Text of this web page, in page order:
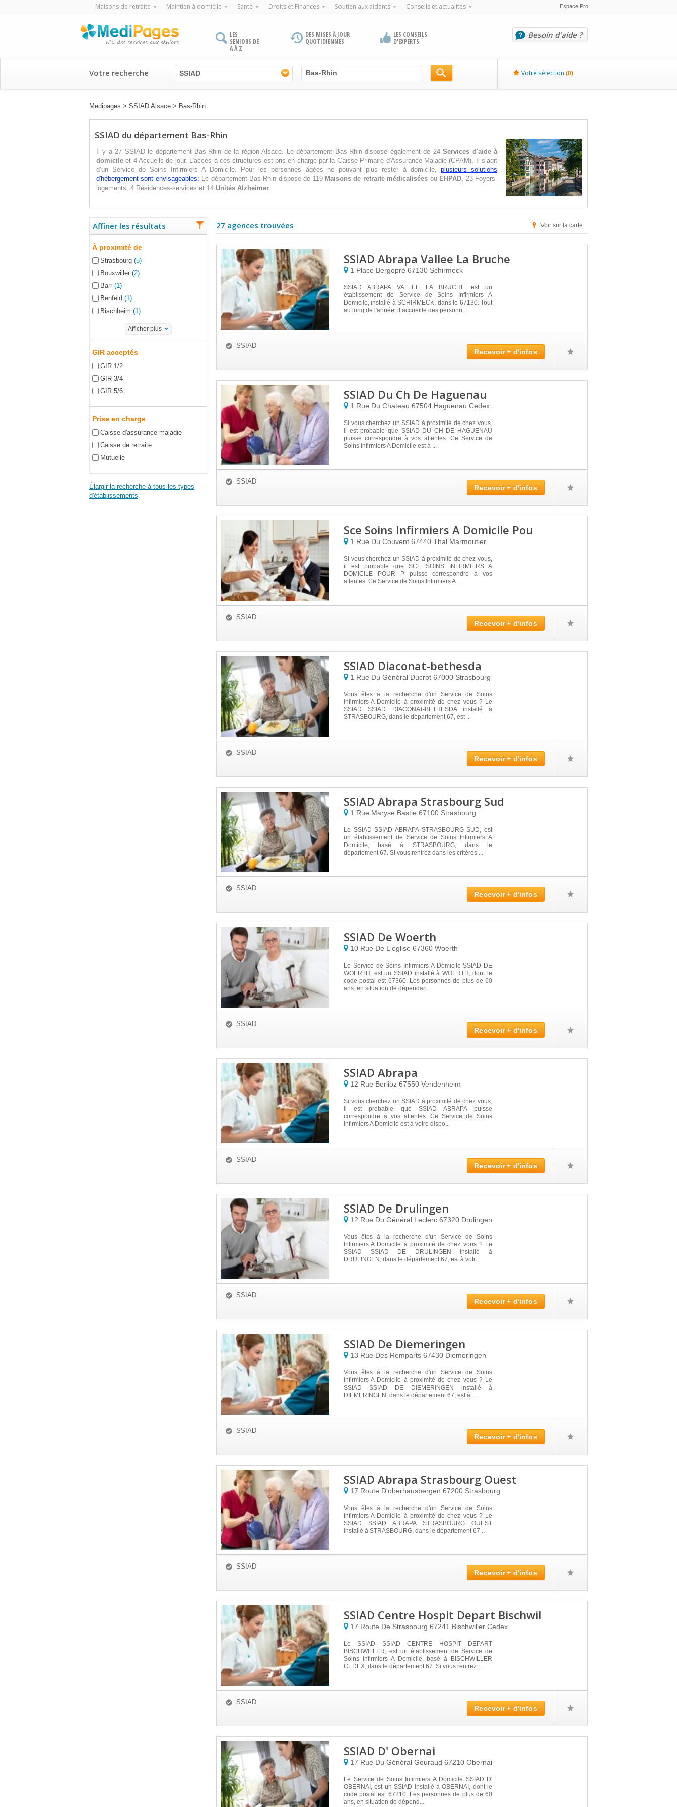
Maisons de retraite Maintien à domicile Santé Droits et Finances Soutien aux aidants Conseils et actualités Espace Pro
LES
SENIORS DE
A À Z
DES MISES À JOUR
QUOTIDIENNES
LES CONSEILS
D'EXPERTS
Besoin d'aide ?
Votre recherche SSIAD Votre sélection (0)
Medipages > SSIAD Alsace > Bas-Rhin
SSIAD du département Bas-Rhin
Il y a 27 SSIAD le département Bas-Rhin de la région Alsace. Le département Bas-Rhin dispose également de 24Services d'aide à
domicile et 4 Accueils de jour. L'accès à ces structures est pris en charge par la Caisse Primaire d'Assurance Maladie (CPAM). Il s’agit
d’un Service de Soins Infirmiers A Domicile. Pour les personnes âgées ne pouvant plus rester à domicile, plusieurs solutions
d'hébergement sont envisageables: Le département Bas-Rhin dispose de 119 Maisons de retraite médicalisées ou EHPAD, 23 Foyers-
logements, 4 Résidences-services et 14 Unités Alzheimer.
Affiner les résultats
À proximité de
Strasbourg (5)
Bouxwiller (2)
Barr (1)
Benfeld (1)
Bischheim (1)
Afficher plus
GIR acceptés
GIR 1/2
GIR 3/4
GIR 5/6
Prise en charge
Caisse d'assurance maladie
Caisse de retraite
Mutuelle
Élargir la recherche à tous les types
d'établissements
27 agences trouvées Voir sur la carte
SSIAD Abrapa Vallee La Bruche
1 Place Bergopré 67130 Schirmeck
SSIAD ABRAPA VALLEE LA BRUCHE est un
établissement de Service de Soins Infirmiers A
Domicile, installé à SCHIRMECK, dans le 67130. Tout
au long de l'année, il accueille des personn...
SSIAD
Recevoir + d'infos
SSIAD Du Ch De Haguenau
1 Rue Du Chateau 67504 Haguenau Cedex
Si vous cherchez un SSIAD à proximité de chez vous,
il est probable que SSIAD DU CH DE HAGUENAU
puisse correspondre à vos attentes. Ce Service de
Soins Infirmiers A Domicile est à ...
SSIAD
Recevoir + d'infos
Sce Soins Infirmiers A Domicile Pou
1 Rue Du Couvent 67440 Thal Marmoutier
Si vous cherchez un SSIAD à proximité de chez vous,
il est probable que SCE SOINS INFIRMIERS A
DOMICILE POUR P puisse correspondre à vos
attentes. Ce Service de Soins Infirmiers A ...
SSIAD
Recevoir + d'infos
SSIAD Diaconat-bethesda
1 Rue Du Général Ducrot 67000 Strasbourg
Vous êtes à la recherche d'un Service de Soins
Infirmiers A Domicile à proximité de chez vous ? Le
SSIAD SSIAD DIACONAT-BETHESDA installé à
STRASBOURG, dans le département 67, est ...
SSIAD
Recevoir + d'infos
SSIAD Abrapa Strasbourg Sud
1 Rue Maryse Bastie 67100 Strasbourg
Le SSIAD SSIAD ABRAPA STRASBOURG SUD, est
un établissement de Service de Soins Infirmiers A
Domicile, basé à STRASBOURG, dans le
département 67. Si vous rentrez dans les critères ...
SSIAD
Recevoir + d'infos
SSIAD De Woerth
10 Rue De L'eglise 67360 Woerth
Le Service de Soins Infirmiers A Domicile SSIAD DE
WOERTH, est un SSIAD installé à WOERTH, dont le
code postal est 67360. Les personnes de plus de 60
ans, en situation de dépendan...
SSIAD
Recevoir + d'infos
SSIAD Abrapa
12 Rue Berlioz 67550 Vendenheim
Si vous cherchez un SSIAD à proximité de chez vous,
il est probable que SSIAD ABRAPA puisse
correspondre à vos attentes. Ce Service de Soins
Infirmiers A Domicile est à votre dispo...
SSIAD
Recevoir + d'infos
SSIAD De Drulingen
12 Rue Du Général Leclerc 67320 Drulingen
Vous êtes à la recherche d'un Service de Soins
Infirmiers A Domicile à proximité de chez vous ? Le
SSIAD SSIAD DE DRULINGEN installé à
DRULINGEN, dans le département 67, est à votr...
SSIAD
Recevoir + d'infos
SSIAD De Diemeringen
13 Rue Des Remparts 67430 Diemeringen
Vous êtes à la recherche d'un Service de Soins
Infirmiers A Domicile à proximité de chez vous ? Le
SSIAD SSIAD DE DIEMERINGEN installé à
DIEMERINGEN, dans le département 67, est à ...
SSIAD
Recevoir + d'infos
SSIAD Abrapa Strasbourg Ouest
17 Route D'oberhausbergen 67200 Strasbourg
Vous êtes à la recherche d'un Service de Soins
Infirmiers A Domicile à proximité de chez vous ? Le
SSIAD SSIAD ABRAPA STRASBOURG OUEST
installé à STRASBOURG, dans le département 67...
SSIAD
Recevoir + d'infos
SSIAD Centre Hospit Depart Bischwil
17 Route De Strasbourg 67241 Bischwiller Cedex
Le SSIAD SSIAD CENTRE HOSPIT DEPART
BISCHWILLER, est un établissement de Service de
Soins Infirmiers A Domicile, basé à BISCHWILLER
CEDEX, dans le département 67. Si vous rentrez ...
SSIAD
Recevoir + d'infos
SSIAD D' Obernai
17 Rue Du Général Gouraud 67210 Obernai
Le Service de Soins Infirmiers A Domicile SSIAD D'
OBERNAI, est un SSIAD installé à OBERNAI, dont le
code postal est 67210. Les personnes de plus de 60
ans, en situation de dépend...